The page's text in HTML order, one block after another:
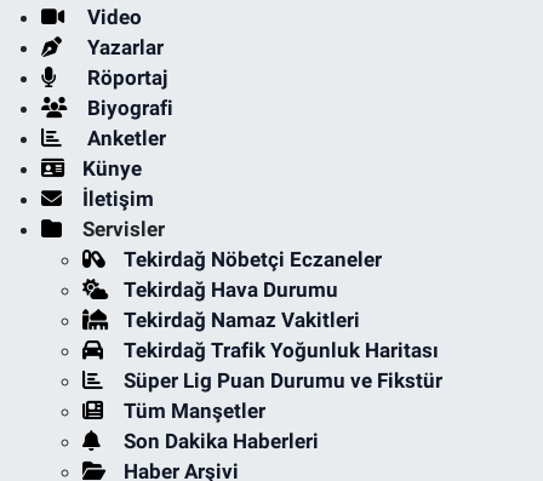
Video
Yazarlar
Röportaj
Biyografi
Anketler
Künye
İletişim
Servisler
Tekirdağ Nöbetçi Eczaneler
Tekirdağ Hava Durumu
Tekirdağ Namaz Vakitleri
Tekirdağ Trafik Yoğunluk Haritası
Süper Lig Puan Durumu ve Fikstür
Tüm Manşetler
Son Dakika Haberleri
Haber Arşivi